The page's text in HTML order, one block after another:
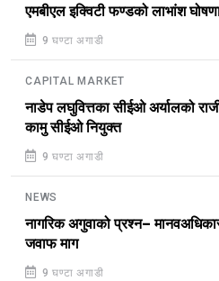
एमबीएल इक्विटी फण्डको लाभांश
9 घण्टा अगाडी
CAPITAL MARKET
नाडेप लघुवित्तका सीईओ अर्यालको
कामु सीईओ नियुक्त
9 घण्टा अगाडी
NEWS
नागरिक अगुवाको प्रश्न–
जवाफ माग
9 घण्टा अगाडी